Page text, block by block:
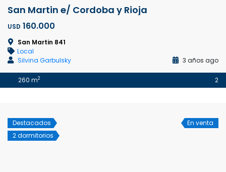
San Martin e/ Cordoba y Rioja
USD 160.000
San Martin 841
Local
Silvina Garbulsky
3 años ago
260 m2 2
Destacados
2 dormitorios
En venta